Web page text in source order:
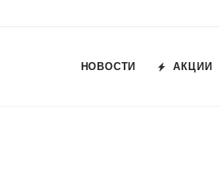
НОВОСТИ АКЦИИ